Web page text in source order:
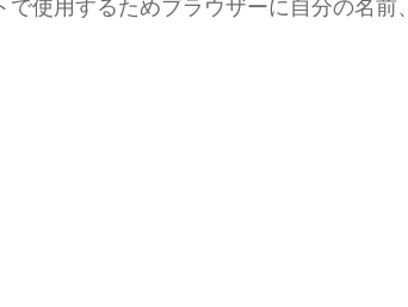
で使用するためブラウザーに自分の名前